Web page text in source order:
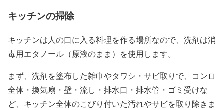
キッチンの掃除
キッチンは人の口に入る料理を作る場所なので、洗剤は消
毒用エタノール（原液のまま）を使用します。
まず、洗剤を塗布した雑巾やタワシ・サビ取りで、コンロ
全体・換気扇・壁・流し・排水口・排水管・ゴミ受けな
ど、キッチン全体のこびり付いた汚れやサビを取り除きま